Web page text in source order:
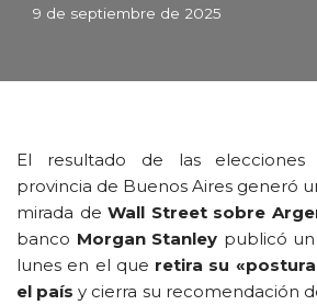
9 de septiembre de 2025
El resultado de las elecciones
provincia de Buenos Aires generó
mirada de Wall Street sobre
banco Morgan Stanley publicó
lunes en el que retira su
el país y cierra su recomendación